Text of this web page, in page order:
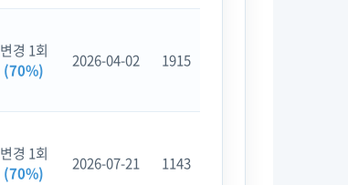
변경 1회
(70%)
2026-04-02 1915
변경 1회
(70%)
2026-07-21 1143